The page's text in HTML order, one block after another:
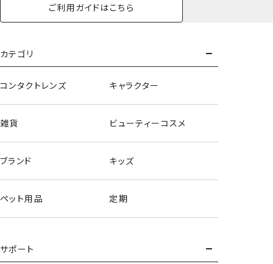
ご利用ガイドはこちら
カテゴリ
コンタクトレンズ キャラクター
雑貨 ビューティーコスメ
ブランド キッズ
ペット用品 定期
サポート